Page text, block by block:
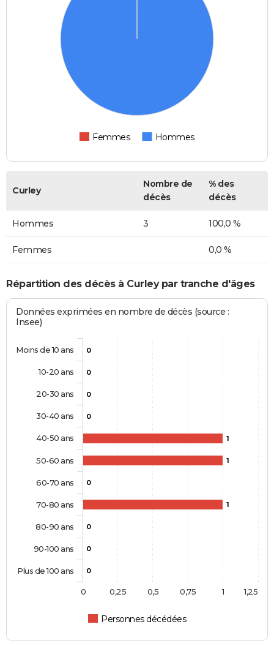
Femmes Hommes
Curley
Nombre de
décès
% des
décès
Hommes 3 100,0 %
Femmes 0,0 %
Répartition des décès à Curley par tranche d'âges
Données exprimées en nombre de décès (source :
Insee)
0
0
0
0
1
1
0
1
0
0
0
Personnes décédées
Moins de 10 ans
10-20 ans
20-30 ans
30-40 ans
40-50 ans
50-60 ans
60-70 ans
70-80 ans
80-90 ans
90-100 ans
Plus de 100 ans
0 1
0,25 0,5 0,75 1,25